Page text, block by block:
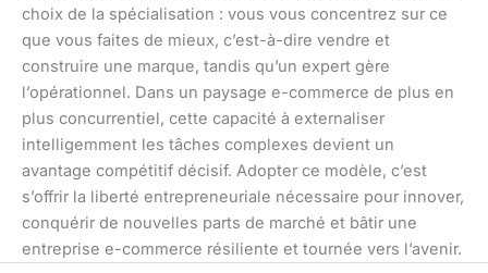
choix de la spécialisation : vous vous concentrez sur ce
que vous faites de mieux, c’est-à-dire vendre et
construire une marque, tandis qu’un expert gère
l’opérationnel. Dans un paysage e-commerce de plus en
plus concurrentiel, cette capacité à externaliser
intelligemment les tâches complexes devient un
avantage compétitif décisif. Adopter ce modèle, c’est
s’offrir la liberté entrepreneuriale nécessaire pour innover,
conquérir de nouvelles parts de marché et bâtir une
entreprise e-commerce résiliente et tournée vers l’avenir.